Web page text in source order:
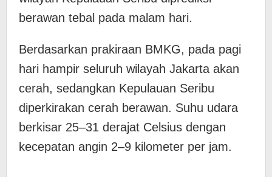
berawan tebal pada malam hari.
Berdasarkan prakiraan BMKG, pada pagi
hari hampir seluruh wilayah Jakarta akan
cerah, sedangkan Kepulauan Seribu
diperkirakan cerah berawan. Suhu udara
berkisar 25–31 derajat Celsius dengan
kecepatan angin 2–9 kilometer per jam.